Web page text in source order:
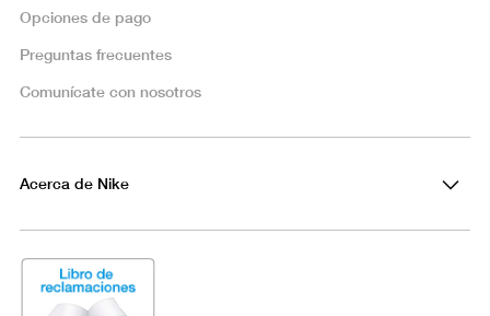
Opciones de pago
Preguntas frecuentes
Comunícate con nosotros
Acerca de Nike